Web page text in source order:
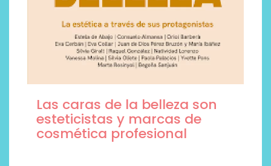
Las caras de la belleza son
esteticistas y marcas de
cosmética profesional